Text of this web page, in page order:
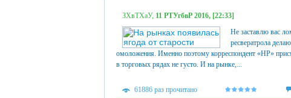
ЗХвТХаУ, 11 РТУгбвР 2016, [22:33]
Не заставлю вас
ресвератрола
омоложения. Именно поэтому корреспондент «НР»
в торговых рядах не густо. И на рынке,...
61886 раз прочитано